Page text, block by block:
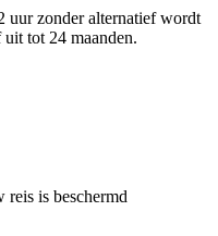
uur zonder alternatief wordt
tot 24 maanden.
reis is beschermd